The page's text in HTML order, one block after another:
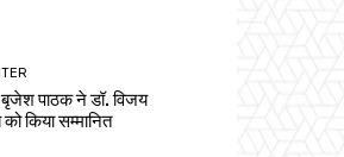
बृजेश पाठक ने डॉ. विजय
को किया सम्मानित